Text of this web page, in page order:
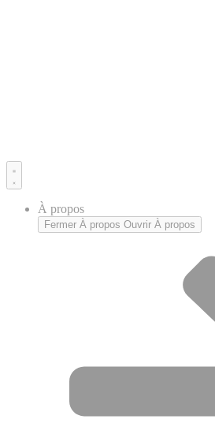
À propos
Fermer À propos Ouvrir À propos